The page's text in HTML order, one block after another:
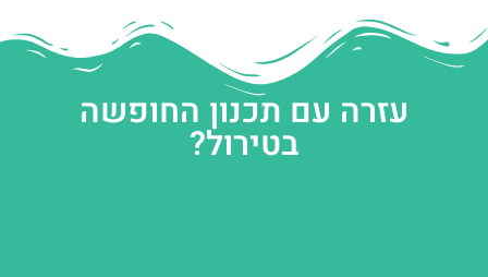
עזרה עם תכנון החופשה
בטירול?